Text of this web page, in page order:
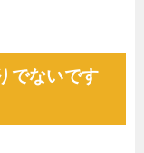
でないです